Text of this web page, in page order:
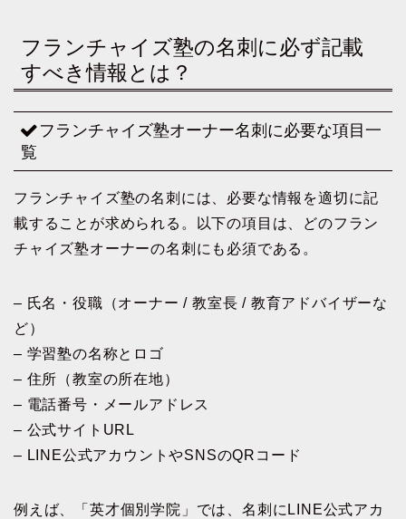
フランチャイズ塾の名刺に必ず記載
すべき情報とは？
フランチャイズ塾オーナー名刺に必要な項目一
覧
フランチャイズ塾の名刺には、必要な情報を適切に記
載することが求められる。以下の項目は、どのフラン
チャイズ塾オーナーの名刺にも必須である。
– 氏名・役職（オーナー / 教室長 / 教育アドバイザーな
ど）
– 学習塾の名称とロゴ
– 住所（教室の所在地）
– 電話番号・メールアドレス
– 公式サイトURL
– LINE公式アカウントやSNSのQRコード
例えば、「英才個別学院」では、名刺にLINE公式アカ